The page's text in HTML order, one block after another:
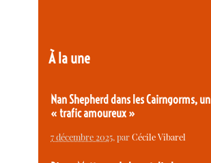
À la une
Nan Shepherd dans les Cairngorms, un
« trafic amoureux »
7 décembre 2025, parCécile Vibarel